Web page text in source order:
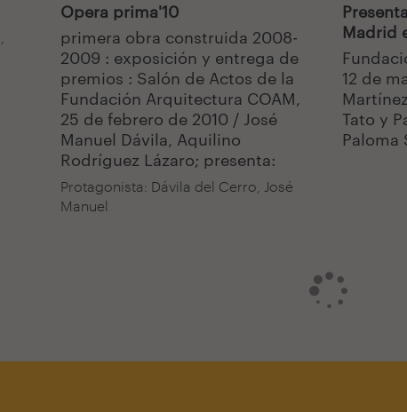
Opera prima'10
primera obra construida 2008-
2009 : exposición y entrega de
premios : Salón de Actos de la
Fundación Arquitectura COAM,
25 de febrero de 2010 / José
Manuel Dávila, Aquilino
Rodríguez Lázaro; presenta:
Protagonista: Dávila del Cerro, José
Manuel
Madrid
12 de
Tato y
Paloma